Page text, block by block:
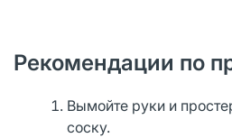
Рекомендации по
Вымойте руки и
соску.